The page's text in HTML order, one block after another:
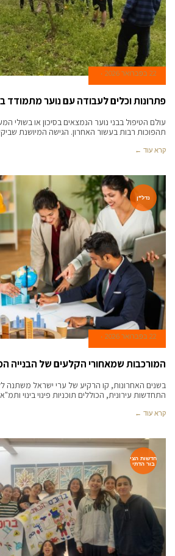
22 בפברואר 2026
פתרונות וכלים לעבודה עם נוער מתמודד
עולם הטיפול בבני נוער הנמצאים בסיכון או בשולי
תהפוכות רבות בעשור האחרון. הגישה המיושנת
קרא עוד ←
נדל"ן
22 בפברואר 2026
המורכבות שמאחורי הקלעים של הבנייה
בשנים האחרונות, קו הרקיע של ערי ישראל משתנה
התחדשות עירונית, הכוללים תוכניות פינוי בינוי ותמ"א 38,
קרא עוד ←
חדשות הצי
בור הדתי